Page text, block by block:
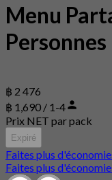
Menu
Personnes
฿ 2 476
฿ 1,690 / 1-4
Prix NET par pack
Expiré
Faites plus
Faites plus